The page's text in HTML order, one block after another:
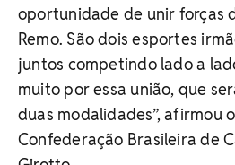
oportunidade de unir forças
Remo. São dois esportes
juntos competindo lado a
muito por essa união, que
duas modalidades”, afirmou
Confederação Brasileira de